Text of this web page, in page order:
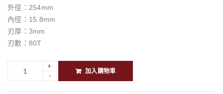
外徑：254mm
內徑：15.8mm
刃厚：3mm
刃數：80T
加入購物車